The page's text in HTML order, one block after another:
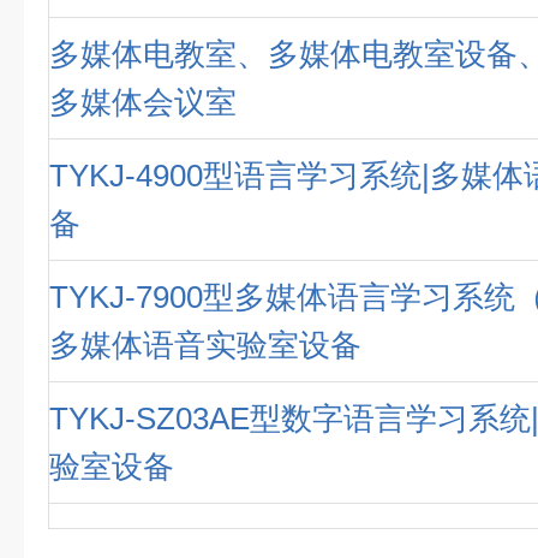
多媒体电教室、多媒体电教室设备
多媒体会议室
TYKJ-4900型语言学习系统|多媒体
备
TYKJ-7900型多媒体语言学习系统
多媒体语音实验室设备
TYKJ-SZ03AE型数字语言学习系
验室设备